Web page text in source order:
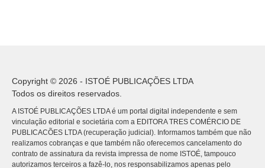
Copyright © 2026 - ISTOÉ PUBLICAÇÕES LTDA
Todos os direitos reservados.
A ISTOÉ PUBLICAÇÕES LTDA é um portal digital independente e sem
vinculação editorial e societária com a EDITORA TRES COMÉRCIO DE
PUBLICACÕES LTDA (recuperação judicial). Informamos também que não
realizamos cobranças e que também não oferecemos cancelamento do
contrato de assinatura da revista impressa de nome ISTOÉ, tampouco
autorizamos terceiros a fazê-lo, nos responsabilizamos apenas pelo